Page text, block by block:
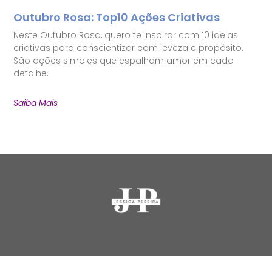
Outubro Rosa: Top10 Ações Criativas
Neste Outubro Rosa, quero te inspirar com 10 ideias
criativas para conscientizar com leveza e propósito.
São ações simples que espalham amor em cada
detalhe.
Saiba Mais